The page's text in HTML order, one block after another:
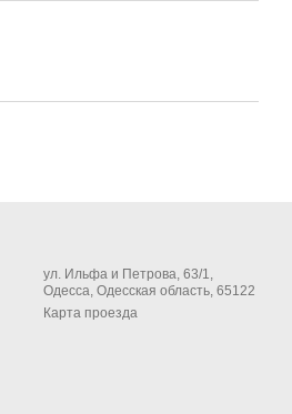
ул. Ильфа и Петрова, 63/1,
Одесса, Одесская область, 65122
Карта проезда